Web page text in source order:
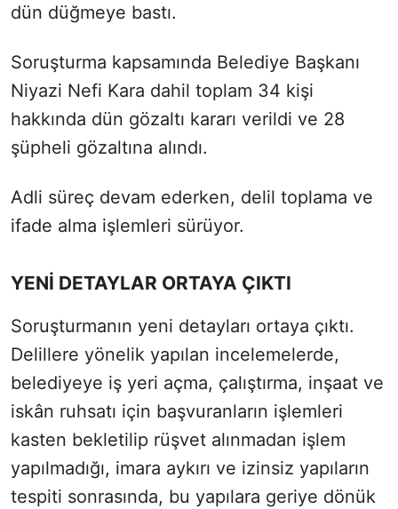
dün düğmeye bastı.
Soruşturma kapsamında Belediye Başkanı
Niyazi Nefi Kara dahil toplam 34 kişi
hakkında dün gözaltı kararı verildi ve 28
şüpheli gözaltına alındı.
Adli süreç devam ederken, delil toplama ve
ifade alma işlemleri sürüyor.
YENİ DETAYLAR ORTAYA ÇIKTI
Soruşturmanın yeni detayları ortaya çıktı.
Delillere yönelik yapılan incelemelerde,
belediyeye iş yeri açma, çalıştırma, inşaat ve
iskân ruhsatı için başvuranların işlemleri
kasten bekletilip rüşvet alınmadan işlem
yapılmadığı, imara aykırı ve izinsiz yapıların
tespiti sonrasında, bu yapılara geriye dönük